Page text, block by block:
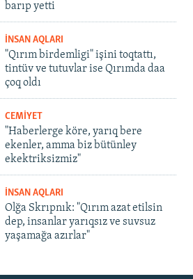
barıp yetti
İNSAN AQLARI
"Qırım birdemligi" işini toqtattı,
tintüv ve tutuvlar ise Qırımda daa
çoq oldı
CEMİYET
"Haberlerge köre, yarıq bere
ekenler, amma biz bütünley
ekektriksizmiz"
İNSAN AQLARI
Olğa Skrıpnık: "Qırım azat etilsin
dep, insanlar yarıqsız ve suvsuz
yaşamağa azırlar"